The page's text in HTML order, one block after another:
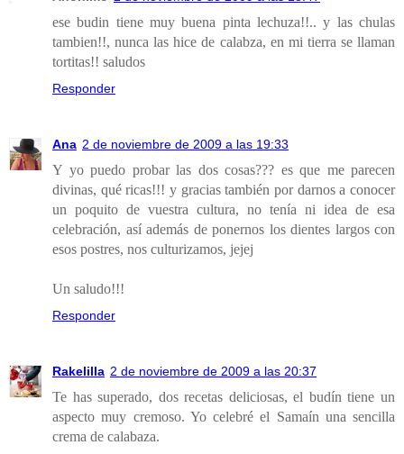
ese budin tiene muy buena pinta lechuza!!.. y las chulas
tambien!!, nunca las hice de calabza, en mi tierra se llaman
tortitas!! saludos
Responder
Ana 2 de noviembre de 2009 a las 19:33
Y yo puedo probar las dos cosas??? es que me parecen
divinas, qué ricas!!! y gracias también por darnos a conocer
un poquito de vuestra cultura, no tenía ni idea de esa
celebración, así además de ponernos los dientes largos con
esos postres, nos culturizamos, jejej
Un saludo!!!
Responder
Rakelilla 2 de noviembre de 2009 a las 20:37
Te has superado, dos recetas deliciosas, el budín tiene un
aspecto muy cremoso. Yo celebré el Samaín una sencilla
crema de calabaza.